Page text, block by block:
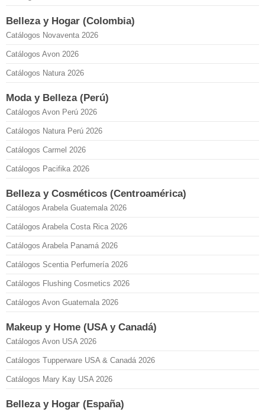
Belleza y Hogar (Colombia)
Catálogos Novaventa 2026
Catálogos Avon 2026
Catálogos Natura 2026
Moda y Belleza (Perú)
Catálogos Avon Perú 2026
Catálogos Natura Perú 2026
Catálogos Carmel 2026
Catálogos Pacifika 2026
Belleza y Cosméticos (Centroamérica)
Catálogos Arabela Guatemala 2026
Catálogos Arabela Costa Rica 2026
Catálogos Arabela Panamá 2026
Catálogos Scentia Perfumería 2026
Catálogos Flushing Cosmetics 2026
Catálogos Avon Guatemala 2026
Makeup y Home (USA y Canadá)
Catálogos Avon USA 2026
Catálogos Tupperware USA & Canadá 2026
Catálogos Mary Kay USA 2026
Belleza y Hogar (España)